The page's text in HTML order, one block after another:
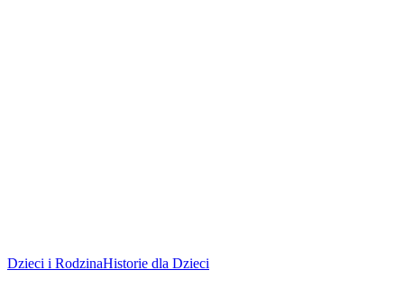
Dzieci i RodzinaHistorie dla Dzieci